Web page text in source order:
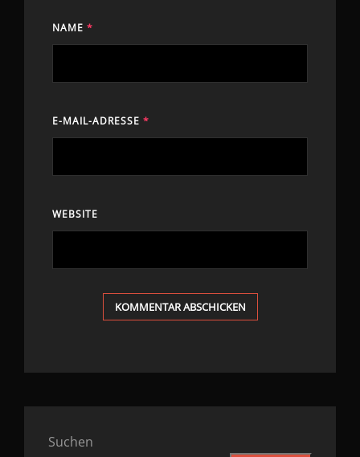
NAME *
E-MAIL-ADRESSE *
WEBSITE
Suchen